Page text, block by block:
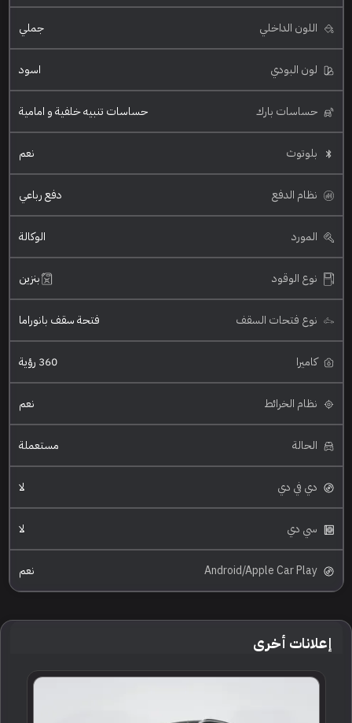
اللون الداخلي جملي
لون البودي اسود
حساسات بارك حساسات تنبيه خلفية و امامية
بلوتوث نعم
نظام الدفع دفع رباعي
المورد الوكالة
نوع الوقود بنزين
نوع فتحات السقف فتحة سقف بانوراما
كاميرا 360 رؤية
نظام الخرائط نعم
الحالة مستعملة
دي في دي لا
سي دي لا
Android/Apple Car Play نعم
إعلانات أخرى